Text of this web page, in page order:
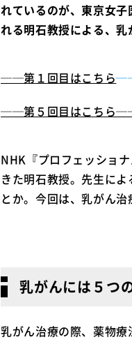
れているのが、東京女
れる明石教授による、乳
──第１回目はこちら
──第５回目はこちら
NHK『プロフェッショ
きた明石教授。先生に
とか。今回は、乳がん治
乳がんには５つ
乳がん治療の際、薬物療